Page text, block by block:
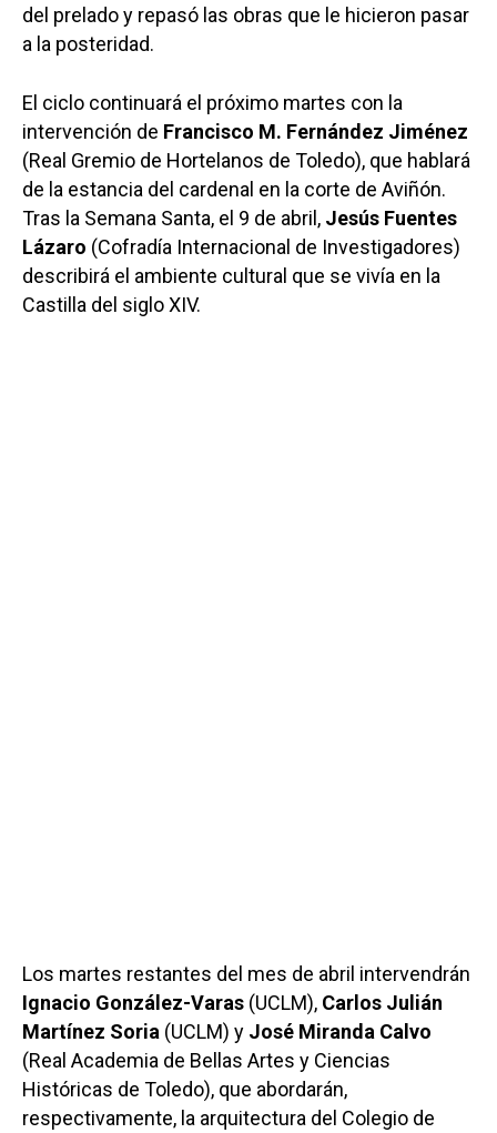
del prelado y repasó las obras que le hicieron pasar
a la posteridad.
El ciclo continuará el próximo martes con la
intervención de Francisco M. Fernández Jiménez
(Real Gremio de Hortelanos de Toledo), que hablará
de la estancia del cardenal en la corte de Aviñón.
Tras la Semana Santa, el 9 de abril, Jesús Fuentes
Lázaro (Cofradía Internacional de Investigadores)
describirá el ambiente cultural que se vivía en la
Castilla del siglo XIV.
Los martes restantes del mes de abril intervendrán
Ignacio González-Varas (UCLM), Carlos Julián
Martínez Soria (UCLM) y José Miranda Calvo
(Real Academia de Bellas Artes y Ciencias
Históricas de Toledo), que abordarán,
respectivamente, la arquitectura del Colegio de